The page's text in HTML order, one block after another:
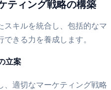
ティング戦略の構築
スキルを統合し、包括的なマ
きる力を養成します。
立案
、適切なマーケティング戦略